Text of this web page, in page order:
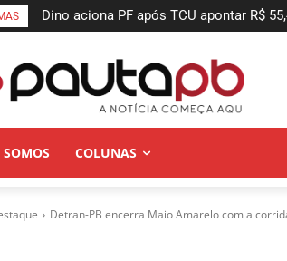
Dino aciona PF após TCU apontar R$
MPPB obtém liminar para garantir
COLUNAS
Detran-PB encerra Maio Amarelo com a